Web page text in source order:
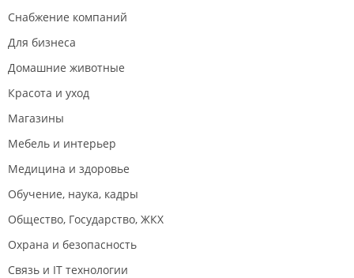
Снабжение компаний
Для бизнеса
Домашние животные
Красота и уход
Магазины
Мебель и интерьер
Медицина и здоровье
Обучение, наука, кадры
Общество, Государство, ЖКХ
Охрана и безопасность
Связь и IT технологии